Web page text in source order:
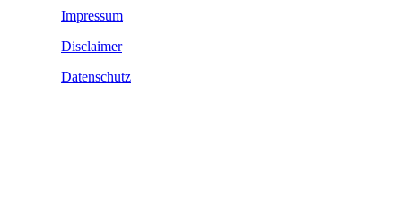
Impressum
Disclaimer
Datenschutz